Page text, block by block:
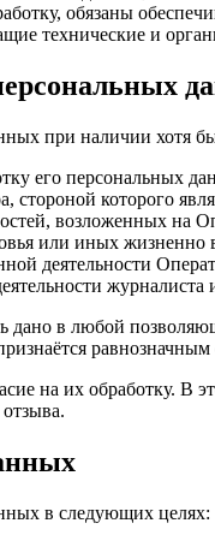
обязаны
технические и
при наличии хотя
его персональных
стороной которого
возложенных на
или иных жизненно
деятельности
в любой
на их обработку.
в следующих целях: